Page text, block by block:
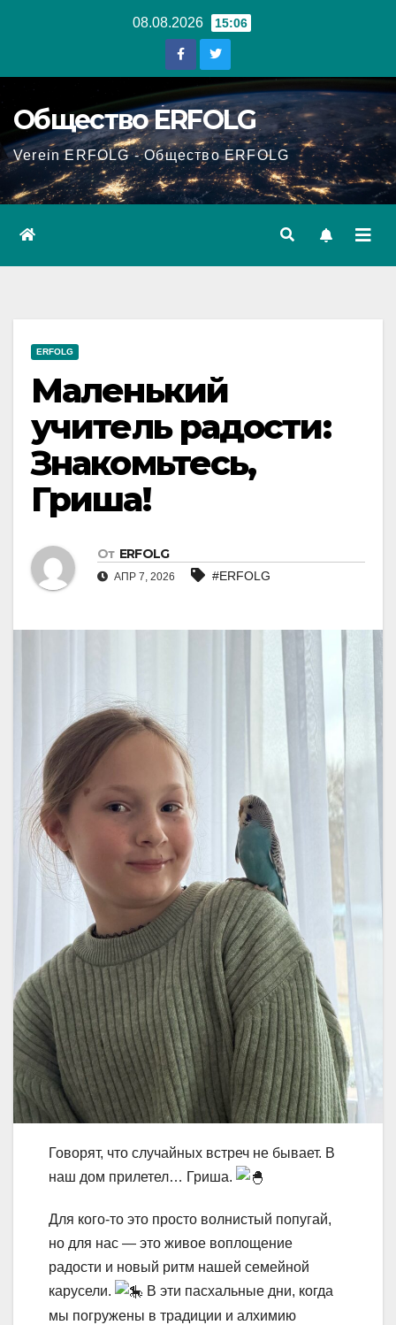
08.08.2026 15:06
Общество ERFOLG
Verein ERFOLG - Общество ERFOLG
ERFOLG
Маленький
учитель радости:
Знакомьтесь,
Гриша!
От ERFOLG
АПР 7, 2026 #ERFOLG
Говорят, что случайных встреч не бывает. В
наш дом прилетел… Гриша.
Для кого-то это просто волнистый попугай,
но для нас — это живое воплощение
радости и новый ритм нашей семейной
карусели.
В эти пасхальные дни, когда
мы погружены в традиции и алхимию